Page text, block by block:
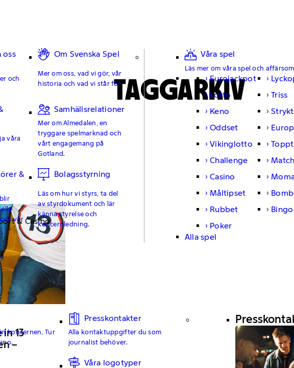
oss
och
Om Svenska Spel
Mer om oss, vad vi gör, vår
historia och vad vi står för.
våra
Samhällsrelationer
Mer om Almedalen, en
tryggare spelmarknad och
vårt engagemang på
Gotland.
&
vår
Bolagsstyrning
Läs om hur vi styrs, ta del
av styrdokument och lär
känna styrelse och
koncernledning.
Våra spel
Läs mer om våra spel och
Eurojackpot
Lotto
Triss
Keno
Oddset
Vikinglotto
Challenge
Casino
Måltipset
Rubbet
Bingo
Poker
Alla spel
koncernen, Tur
Presskontakter
Alla kontaktuppgifter du som
journalist behöver.
Våra logotyper
TAGGARKIV
& Casino
13
–